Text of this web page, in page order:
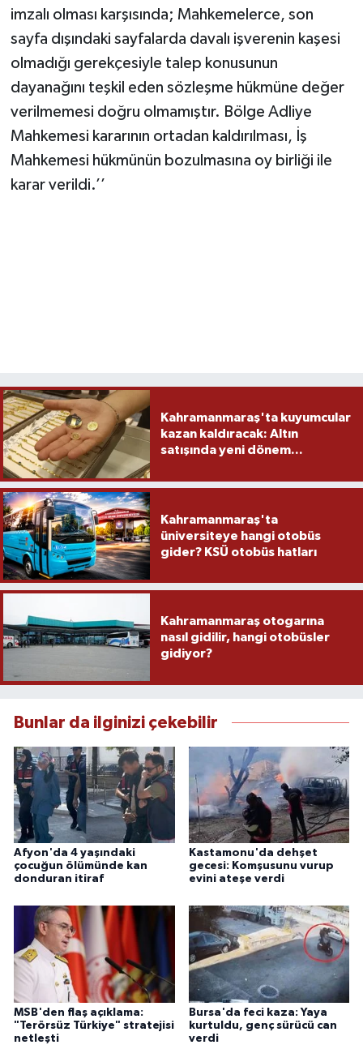
imzalı olması karşısında; Mahkemelerce, son
sayfa dışındaki sayfalarda davalı işverenin kaşesi
olmadığı gerekçesiyle talep konusunun
dayanağını teşkil eden sözleşme hükmüne değer
verilmemesi doğru olmamıştır. Bölge Adliye
Mahkemesi kararının ortadan kaldırılması, İş
Mahkemesi hükmünün bozulmasına oy birliği ile
karar verildi.’’
Kahramanmaraş'ta kuyumcular
kazan kaldıracak: Altın
satışında yeni dönem...
Kahramanmaraş'ta
üniversiteye hangi otobüs
gider? KSÜ otobüs hatları
Kahramanmaraş otogarına
nasıl gidilir, hangi otobüsler
gidiyor?
Bunlar da ilginizi çekebilir
Afyon'da 4 yaşındaki
çocuğun ölümünde kan
donduran itiraf
Kastamonu'da dehşet
gecesi: Komşusunu vurup
evini ateşe verdi
MSB'den flaş açıklama:
"Terörsüz Türkiye" stratejisi
netleşti
Bursa'da feci kaza: Yaya
kurtuldu, genç sürücü can
verdi